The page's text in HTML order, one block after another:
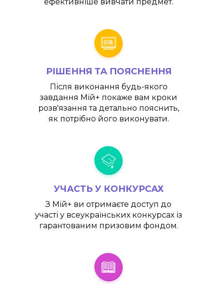
РІШЕННЯ ТА ПОЯСНЕННЯ
Після виконання будь-якого
завдання Мій+ покаже вам кроки
розв'язання та детально пояснить,
як потрібно його виконувати.
УЧАСТЬ У КОНКУРСАХ
З Мій+ ви отримаєте доступ до
участі у всеукраїнських конкурсах із
гарантованим призовим фондом.